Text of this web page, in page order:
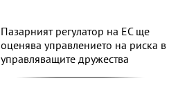
Пазарният регулатор на ЕС ще
оценява управлението на риска в
управляващите дружества